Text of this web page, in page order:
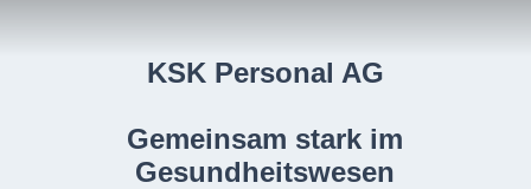
KSK Personal AG
Gemeinsam stark im
Gesundheitswesen